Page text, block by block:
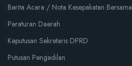
Berita Acara / Nota Kesepakatan Bersama
Peraturan Daerah
Keputusan Sekretaris DPRD
Putusan Pengadilan